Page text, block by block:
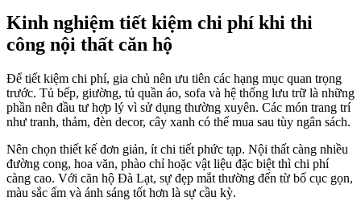
Kinh nghiệm tiết kiệm chi phí khi thi
công nội thất căn hộ
Để tiết kiệm chi phí, gia chủ nên ưu tiên các hạng mục quan trọng
trước. Tủ bếp, giường, tủ quần áo, sofa và hệ thống lưu trữ là những
phần nên đầu tư hợp lý vì sử dụng thường xuyên. Các món trang trí
như tranh, thảm, đèn decor, cây xanh có thể mua sau tùy ngân sách.
Nên chọn thiết kế đơn giản, ít chi tiết phức tạp. Nội thất càng nhiều
đường cong, hoa văn, phào chỉ hoặc vật liệu đặc biệt thì chi phí
càng cao. Với căn hộ Đà Lạt, sự đẹp mắt thường đến từ bố cục gọn,
màu sắc ấm và ánh sáng tốt hơn là sự cầu kỳ.